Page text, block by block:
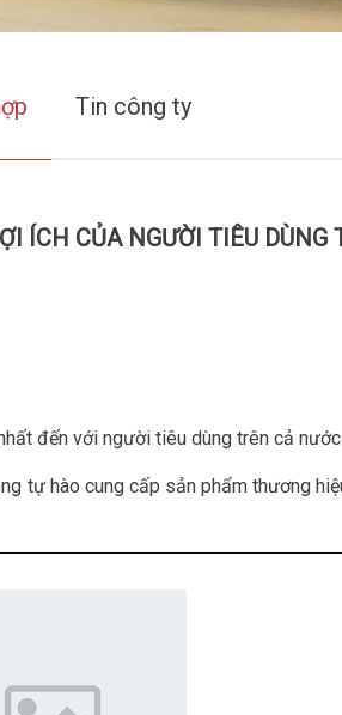
Tin công ty
ÍCH CỦA NGƯỜI TIÊU DÙNG
đến với người tiêu dùng trên cả
tự hào cung cấp sản phẩm thương